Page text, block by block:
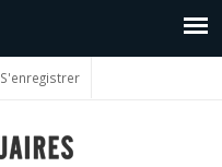
S'enregistrer